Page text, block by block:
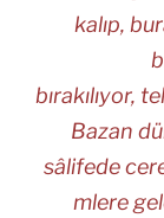
kalıp,
bırakılıyor,
Bazan
sâlifede
mlere